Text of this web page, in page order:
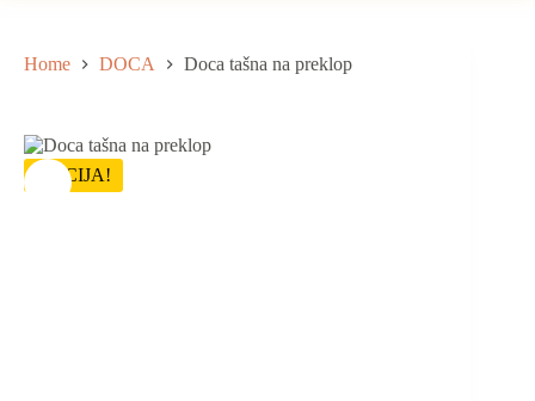
Home DOCA Doca tašna na preklop
AKCIJA!